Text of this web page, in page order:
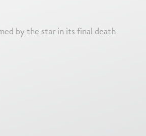
by the star in its final death